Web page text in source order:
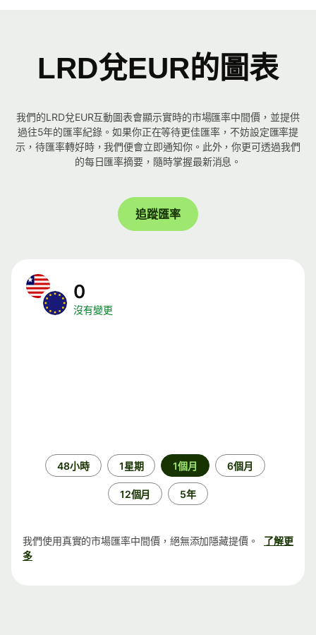
LRD兌EUR的圖表
我們的LRD兌EUR互動圖表會顯示實時的市場匯率中間價，並提供
過往5年的匯率紀錄。如果你正在等待更佳匯率，不妨設定匯率提
示，待匯率轉好時，我們便會立即通知你。此外，你更可透過我們
的每日匯率摘要，隨時掌握最新消息。
追蹤匯率
0
沒有變更
48小時 1星期 1個月 6個月
12個月 5年
我們使用真實的市場匯率中間價，絕無添加隱藏提價。
了解更
多